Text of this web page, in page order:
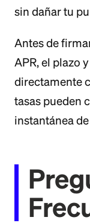
sin dañar tu
Antes de
APR, el plazo
directamente
tasas pueden
instantánea